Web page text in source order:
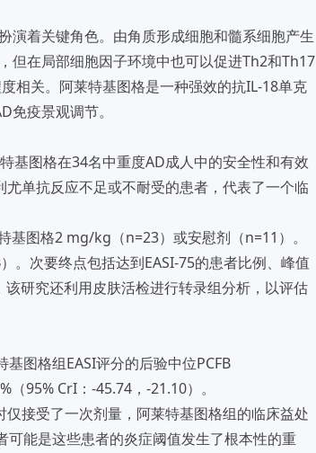
演着关键角色。由角质形成细胞和髓系细胞产生
但在局部细胞因子环境中也可以促进Th2和Th17
相关。阿莱特基图格是一种强效的抗IL-18单克
疫景观调节。
基图格在34名中重度AD成人中的安全性和有效
单抗反应不足或不耐受的患者，代表了一个临
基图格2 mg/kg（n=23）或安慰剂（n=11）。
。次要终点包括达到EASI-75的患者比例、峰值
研究还利用皮肤活检进行转录组分析，以评估
图格组EASI评分的后验中位PCFB
95% CrI：-45.74，-21.10）。
接受了一次剂量，阿莱特基图格组的临床益处
能是这些患者的炎症阈值发生了根本性的重